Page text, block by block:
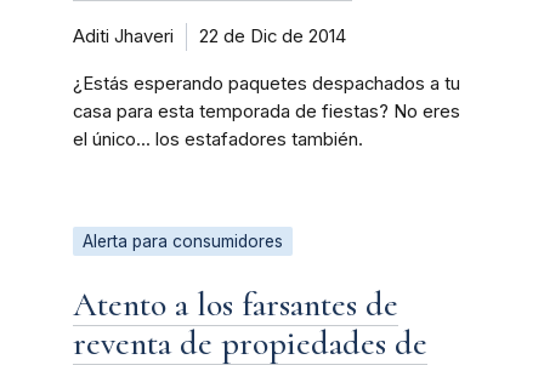
Aditi Jhaveri 22 de Dic de 2014
¿Estás esperando paquetes despachados a tu
casa para esta temporada de fiestas? No eres
el único... los estafadores también.
Alerta para consumidores
Atento a los farsantes de
reventa de propiedades de